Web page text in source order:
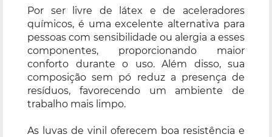
Por ser livre de látex e de aceleradores
químicos, é uma excelente alternativa para
pessoas com sensibilidade ou alergia a esses
componentes, proporcionando maior
conforto durante o uso. Além disso, sua
composição sem pó reduz a presença de
resíduos, favorecendo um ambiente de
trabalho mais limpo.
As luvas de vinil oferecem boa resistência e